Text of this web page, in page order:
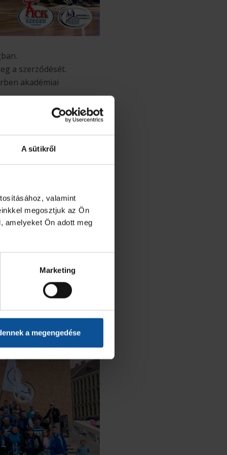
A sütikről
valamint
megosztjuk az Ön
amelyeket Ön adott meg
Marketing
a megengedése
a szerződését.
akadémiai